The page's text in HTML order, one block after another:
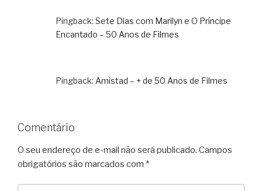
Pingback: Sete Dias com Marilyn e O Príncipe
Encantado – 50 Anos de Filmes
Pingback: Amistad – + de 50 Anos de Filmes
Comentário
O seu endereço de e-mail não será publicado. Campos
obrigatórios são marcados com *